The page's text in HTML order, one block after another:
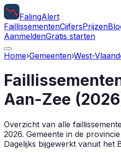
FalingAlert
FaillissementenCijfersPrijzen
AanmeldenGratis starten
Home›Gemeenten›West-
Aan-Zee (2026
Overzicht van alle
2026. Gemeente in de provincie
Dagelijks bijgewerkt vanuit het